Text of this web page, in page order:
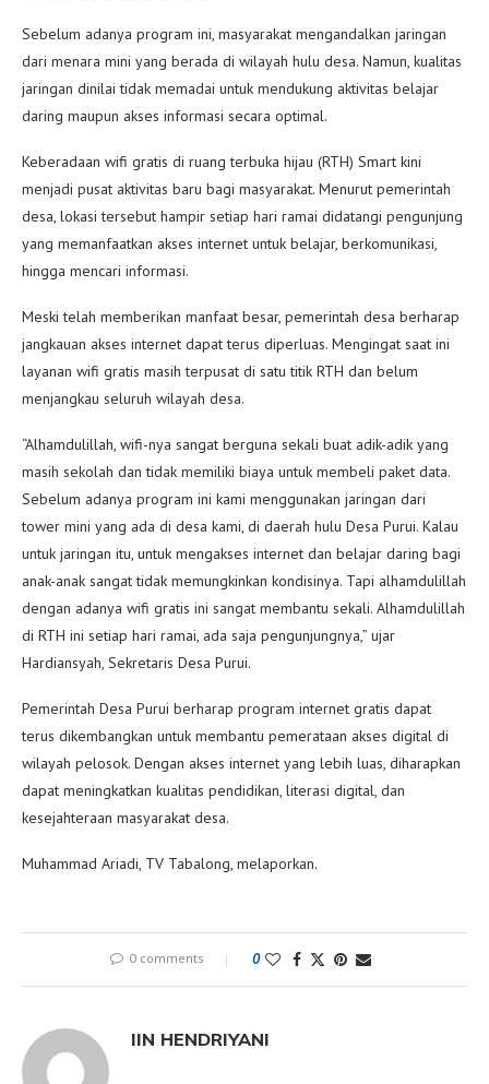
Sebelum adanya program ini, masyarakat mengandalkan jaringan
dari menara mini yang berada di wilayah hulu desa. Namun, kualitas
jaringan dinilai tidak memadai untuk mendukung aktivitas belajar
daring maupun akses informasi secara optimal.
Keberadaan wifi gratis di ruang terbuka hijau (RTH) Smart kini
menjadi pusat aktivitas baru bagi masyarakat. Menurut pemerintah
desa, lokasi tersebut hampir setiap hari ramai didatangi pengunjung
yang memanfaatkan akses internet untuk belajar, berkomunikasi,
hingga mencari informasi.
Meski telah memberikan manfaat besar, pemerintah desa berharap
jangkauan akses internet dapat terus diperluas. Mengingat saat ini
layanan wifi gratis masih terpusat di satu titik RTH dan belum
menjangkau seluruh wilayah desa.
“Alhamdulillah, wifi-nya sangat berguna sekali buat adik-adik yang
masih sekolah dan tidak memiliki biaya untuk membeli paket data.
Sebelum adanya program ini kami menggunakan jaringan dari
tower mini yang ada di desa kami, di daerah hulu Desa Purui. Kalau
untuk jaringan itu, untuk mengakses internet dan belajar daring bagi
anak-anak sangat tidak memungkinkan kondisinya. Tapi alhamdulillah
dengan adanya wifi gratis ini sangat membantu sekali. Alhamdulillah
di RTH ini setiap hari ramai, ada saja pengunjungnya,” ujar
Hardiansyah, Sekretaris Desa Purui.
Pemerintah Desa Purui berharap program internet gratis dapat
terus dikembangkan untuk membantu pemerataan akses digital di
wilayah pelosok. Dengan akses internet yang lebih luas, diharapkan
dapat meningkatkan kualitas pendidikan, literasi digital, dan
kesejahteraan masyarakat desa.
Muhammad Ariadi, TV Tabalong, melaporkan.
0 comments 0
IIN HENDRIYANI